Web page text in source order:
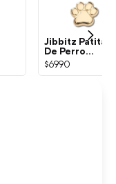
Jibbitz Patita
De Perro
Dorada Crocs
$6990